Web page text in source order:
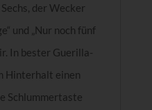
der Wecker
und „Nur noch fünf
In bester Guerilla-
Hinterhalt einen
Schlummertaste